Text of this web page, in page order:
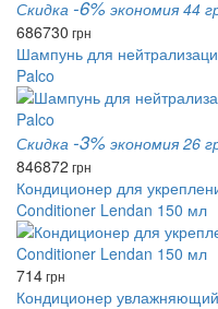
Скидка -6% экономия 44
686730 грн
Шампунь для
Palco
Скидка -3% экономия 26
846872 грн
Кондиционер для
Conditioner Lendan 150 мл
714грн
Кондиционер увлажняющий